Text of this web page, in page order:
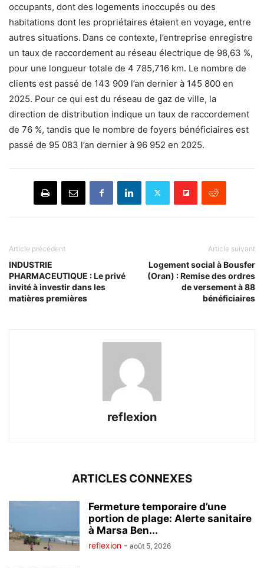
occupants, dont des logements inoccupés ou des
habitations dont les propriétaires étaient en voyage, entre
autres situations. Dans ce contexte, l’entreprise enregistre
un taux de raccordement au réseau électrique de 98,63 %,
pour une longueur totale de 4 785,716 km. Le nombre de
clients est passé de 143 909 l’an dernier à 145 800 en
2025. Pour ce qui est du réseau de gaz de ville, la
direction de distribution indique un taux de raccordement
de 76 %, tandis que le nombre de foyers bénéficiaires est
passé de 95 083 l’an dernier à 96 952 en 2025.
Article précédent
INDUSTRIE
PHARMACEUTIQUE : Le privé
invité à investir dans les
matières premières
Article suivant
Logement social à Bousfer
(Oran) : Remise des ordres
de versement à 88
bénéficiaires
reflexion
ARTICLES CONNEXES
Fermeture temporaire d’une
portion de plage: Alerte sanitaire
à Marsa Ben...
reflexion - août 5, 2026